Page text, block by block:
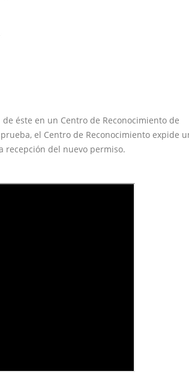
éste en un Centro de Reconocimiento de
el Centro de Reconocimiento expide
recepción del nuevo permiso.